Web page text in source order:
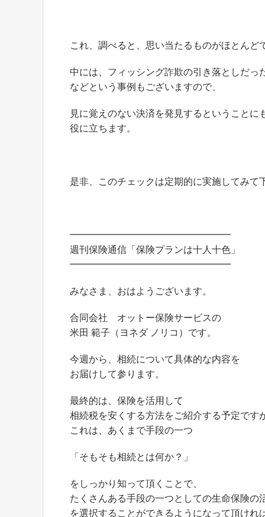
これ、調べると、思い当たるものがほとんど
中には、フィッシング詐欺の引き落としだっ
などという事例もございますので、
見に覚えのない決済を発見するということに
役に立ちます。
是非、このチェックは定期的に実施してみて
━━━━━━━━━━━━━━━━━
週刊保険通信「保険プランは十人十色」
━━━━━━━━━━━━━━━━━
みなさま、おはようございます。
合同会社 オットー保険サービスの
米田 範子（ヨネダ ノリコ）です。
今週から、相続について具体的な内容を
お届けして参ります。
最終的は、保険を活用して
相続税を安くする方法をご紹介する予定です
これは、あくまで手段の一つ
「そもそも相続とは何か？」
をしっかり知って頂くことで、
たくさんある手段の一つとしての生命保険の
を選択することができるようになって頂けれ